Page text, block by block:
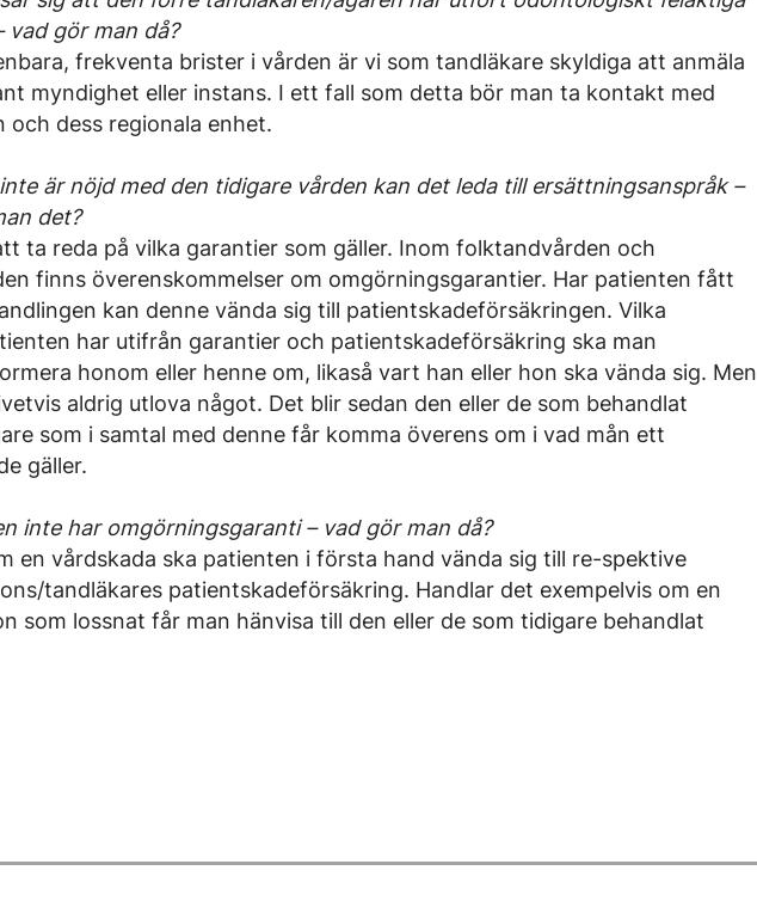
vad gör man då?
frekventa brister i vården är vi som tandläkare skyldiga att anmäla
myndighet eller instans. I ett fall som detta bör man ta kontakt med
och dess regionala enhet.
är nöjd med den tidigare vården kan det leda till ersättningsanspråk –
det?
ta reda på vilka garantier som gäller. Inom folktandvården och
finns överenskommelser om omgörningsgarantier. Har patienten fått
kan denne vända sig till patientskadeförsäkringen. Vilka
har utifrån garantier och patientskadeförsäkring ska man
honom eller henne om, likaså vart han eller hon ska vända sig. Men
aldrig utlova något. Det blir sedan den eller de som behandlat
som i samtal med denne får komma överens om i vad mån ett
gäller.
inte har omgörningsgaranti – vad gör man då?
en vårdskada ska patienten i första hand vända sig till re-spektive
tandläkares patientskadeförsäkring. Handlar det exempelvis om en
som lossnat får man hänvisa till den eller de som tidigare behandlat